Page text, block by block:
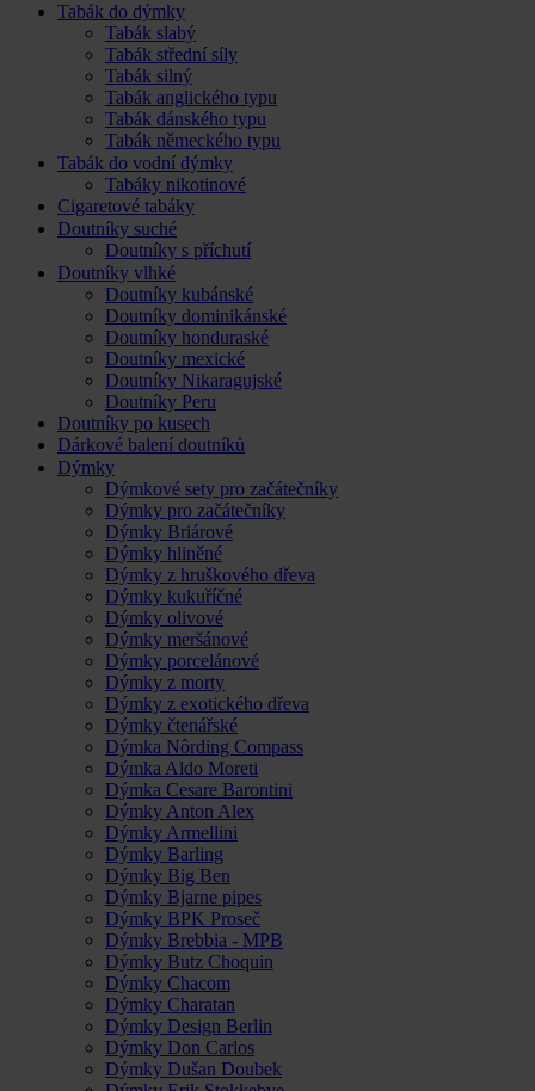
Tabák do dýmky
Tabák slabý
Tabák střední síly
Tabák silný
Tabák anglického typu
Tabák dánského typu
Tabák německého typu
Tabák do vodní dýmky
Tabáky nikotinové
Cigaretové tabáky
Doutníky suché
Doutníky s příchutí
Doutníky vlhké
Doutníky kubánské
Doutníky dominikánské
Doutníky honduraské
Doutníky mexické
Doutníky Nikaragujské
Doutníky Peru
Doutníky po kusech
Dárkové balení doutníků
Dýmky
Dýmkové sety pro začátečníky
Dýmky pro začátečníky
Dýmky Briárové
Dýmky hliněné
Dýmky z hruškového dřeva
Dýmky kukuříčné
Dýmky olivové
Dýmky meršánové
Dýmky porcelánové
Dýmky z morty
Dýmky z exotického dřeva
Dýmky čtenářské
Dýmka Nôrding Compass
Dýmka Aldo Moreti
Dýmka Cesare Barontini
Dýmky Anton Alex
Dýmky Armellini
Dýmky Barling
Dýmky Big Ben
Dýmky Bjarne pipes
Dýmky BPK Proseč
Dýmky Brebbia - MPB
Dýmky Butz Choquin
Dýmky Chacom
Dýmky Charatan
Dýmky Design Berlin
Dýmky Don Carlos
Dýmky Dušan Doubek